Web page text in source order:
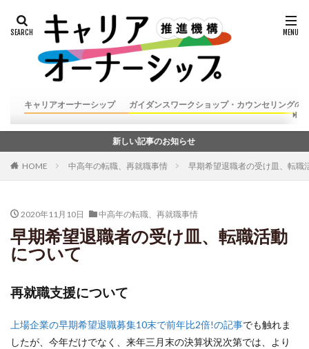
キャリアオーナーシップ ガイダンスワークショップ・カウンセリングの
新しい記事のお知らせ
HOME 中高年の転職、再就職事情 早期希望退職者の受け皿、転職
2020年11月10日 中高年の転職、再就職事情
早期希望退職者の受け皿、転職活動
について
再就職支援について
上場企業の早期希望退職募集10末で前年比2倍!の記事でも触れま
したが、今年だけでなく、来年三月末の決算状況次第では、より